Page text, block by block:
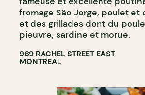
fromage São Jorge, poulet et
et des grillades dont du
pieuvre, sardine et morue.
969 RACHEL STREET EAST
MONTREAL